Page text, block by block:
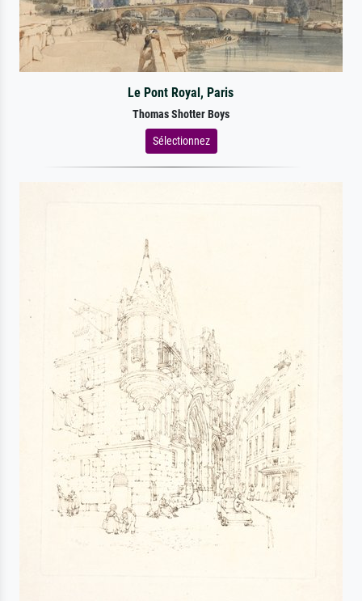
Le Pont Royal, Paris
Thomas Shotter Boys
Sélectionnez